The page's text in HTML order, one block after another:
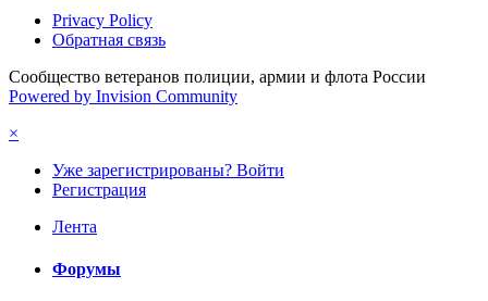
Privacy Policy
Обратная связь
Сообщество ветеранов полиции, армии и флота России
Powered by Invision Community
×
Уже зарегистрированы? Войти
Регистрация
Лента
Форумы